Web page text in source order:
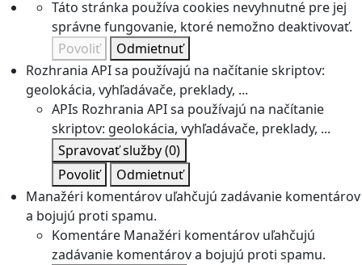
Táto stránka používa cookies nevyhnutné pre jej
správne fungovanie, ktoré nemožno deaktivovať.
Povoliť
Odmietnuť
Rozhrania API sa používajú na načítanie skriptov:
geolokácia, vyhľadávače, preklady, ...
APIs Rozhrania API sa používajú na načítanie
skriptov: geolokácia, vyhľadávače, preklady, ...
Spravovať služby(0)
Povoliť
Odmietnuť
Manažéri komentárov uľahčujú zadávanie komentárov
a bojujú proti spamu.
Komentáre Manažéri komentárov uľahčujú
zadávanie komentárov a bojujú proti spamu.